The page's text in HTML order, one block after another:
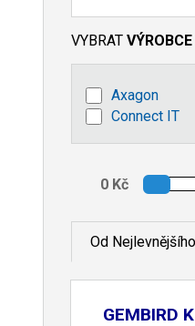
VYBRAT VÝROBCE
Axagon
Connect IT
Od Nejlevnějšího
GEMBIRD